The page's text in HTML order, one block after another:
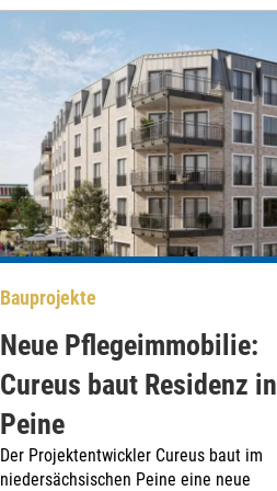
Bauprojekte
Neue Pflegeimmobilie:
Cureus baut Residenz in
Peine
Der Projektentwickler Cureus baut im
niedersächsischen Peine eine neue